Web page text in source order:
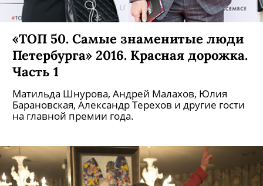
«ТОП 50. Самые знаменитые люди
Петербурга» 2016. Красная дорожка.
Часть 1
Матильда Шнурова, Андрей Малахов, Юлия
Барановская, Александр Терехов и другие гости
на главной премии года.